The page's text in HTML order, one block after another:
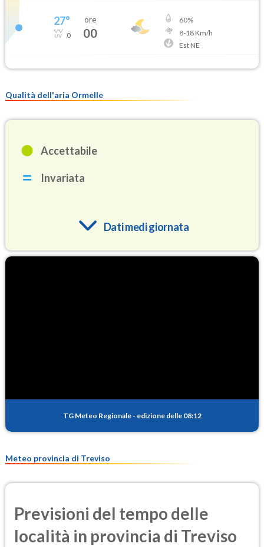
27°
0
ore
00
60%
8-18Km/h
Est NE
Qualità dell'aria Ormelle
Accettabile
Invariata
Dati medi giornata
PM25
TG Meteo Regionale - edizione delle 08:12
Meteo provincia di Treviso
Previsioni del tempo delle
località in provincia di Treviso